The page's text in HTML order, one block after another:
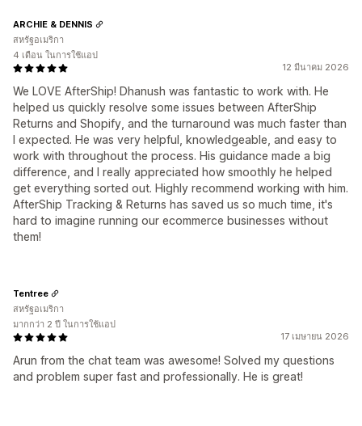
12 มีนาคม 2026
We LOVE AfterShip! Dhanush was fantastic to work with. He
helped us quickly resolve some issues between AfterShip
Returns and Shopify, and the turnaround was much faster than
I expected. He was very helpful, knowledgeable, and easy to
work with throughout the process. His guidance made a big
difference, and I really appreciated how smoothly he helped
get everything sorted out. Highly recommend working with him.
AfterShip Tracking & Returns has saved us so much time, it's
hard to imagine running our ecommerce businesses without
them!
ARCHIE & DENNIS
สหรัฐอเมริกา
4 เดือน ในการใช้แอป
17 เมษายน 2026
Arun from the chat team was awesome! Solved my questions
and problem super fast and professionally. He is great!
Tentree
สหรัฐอเมริกา
มากกว่า 2 ปี ในการใช้แอป